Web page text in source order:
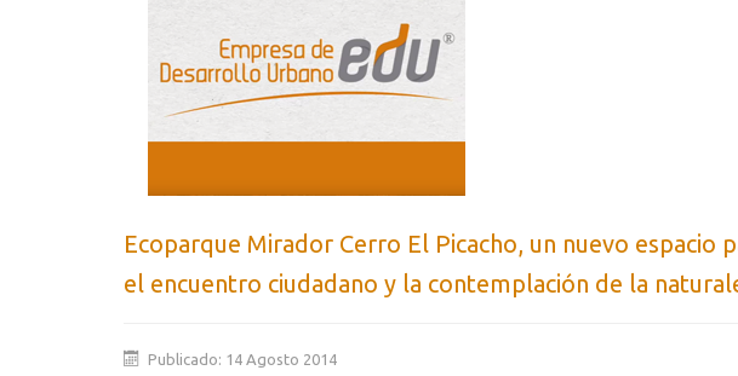
Ecoparque Mirador Cerro El Picacho, un nuevo espacio
el encuentro ciudadano y la contemplación de la
Publicado: 14 Agosto 2014